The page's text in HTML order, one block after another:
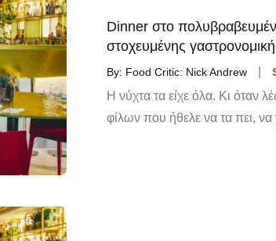
Dinner στο
στοχευμένης
By: Food Critic: Nick Andrew
Η νύχτα τα είχε όλα. Κι
φίλων που ήθελε να τα πει,